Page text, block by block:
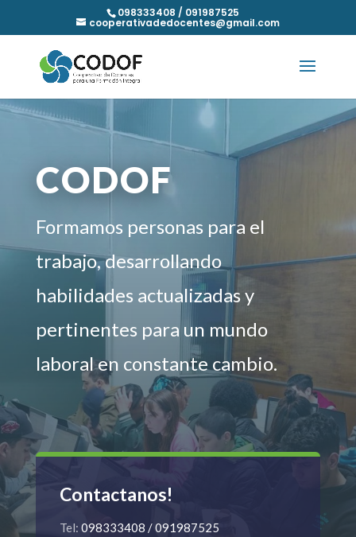
098333408 / 091987525
cooperativadedocentes@gmail.com
CODOF
Formamos personas para el
trabajo, desarrollando
habilidades actualizadas y
pertinentes para un mundo
laboral en constante cambio.
Contactanos!
Tel: 098333408 / 091987525